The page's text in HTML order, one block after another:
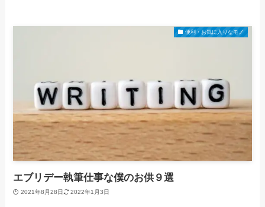
便利・お気に入りなモノ
エブリデー執筆仕事な僕のお供９選
2021年8月28日 2022年1月3日